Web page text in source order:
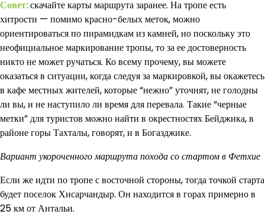
Совет:скачайте карты маршрута заранее. На тропе есть
хитрости — помимо красно-белых меток, можно
ориентироваться по пирамидкам из камней, но поскольку это
неофициальное маркирование тропы, то за ее достоверность
никто не может ручаться. Ко всему прочему, вы можете
оказаться в ситуации, когда следуя за маркировкой, вы окажетесь
в кафе местных жителей, которые “нежно” уточнят, не голодны
ли вы, и не наступило ли время для перевала. Такие “черные
метки” для туристов можно найти в окрестностях Бейджика, в
районе горы Тахталы, говорят, и в Богазджике.
Вариант укороченного маршрута похода со стартом в Фетхие
Если же идти по тропе с восточной стороны, тогда точкой старта
будет поселок Хисарчандыр. Он находится в горах примерно в
25 км от Антальи.